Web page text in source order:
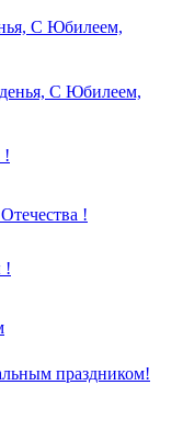
С Юбилеем,
С Юбилеем,
!
!
!
праздником!